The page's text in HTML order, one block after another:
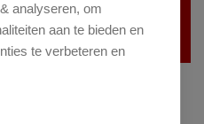
is verkocht
analyseren, om
aan te bieden en
te verbeteren en